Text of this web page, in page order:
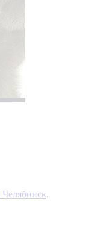
Челябинск,